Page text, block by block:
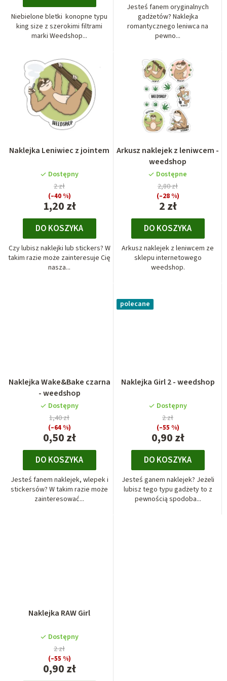
Niebielone bletki konopne typu
king size z szerokimi filtrami
marki Weedshop...
Jesteś fanem oryginalnych
gadżetów? Naklejka
romantycznego leniwca na
pewno...
Naklejka Leniwiec z jointem
Dostępny
1,20 zł
2 zł
(–40 %)
DO KOSZYKA
Czy lubisz naklejki lub stickers? W
takim razie może zainteresuje Cię
nasza...
Arkusz naklejek z leniwcem -
weedshop
Dostępne
2 zł
2,80 zł
(–28 %)
DO KOSZYKA
Arkusz naklejek z leniwcem ze
sklepu internetowego
weedshop.
Naklejka Wake&Bake czarna
- weedshop
Dostępny
0,50 zł
1,40 zł
(–64 %)
DO KOSZYKA
Jesteś fanem naklejek, wlepek i
stickersów? W takim razie może
zainteresować...
polecane
Naklejka Girl 2 - weedshop
Dostępny
0,90 zł
2 zł
(–55 %)
DO KOSZYKA
Jesteś ganem naklejek? Jeżeli
lubisz tego typu gadżety to z
pewnością spodoba...
Naklejka RAW Girl
Dostępny
0,90 zł
2 zł
(–55 %)